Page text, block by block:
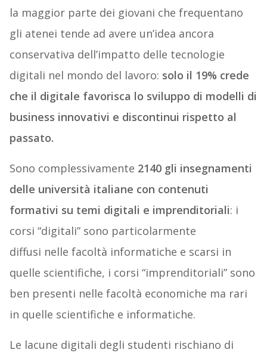
la maggior parte dei giovani che frequentano
gli atenei tende ad avere un’idea ancora
conservativa dell’impatto delle tecnologie
digitali nel mondo del lavoro: solo il 19% crede
che il digitale favorisca lo sviluppo di modelli di
business innovativi e discontinui rispetto al
passato.
Sono complessivamente 2140 gli insegnamenti
delle università italiane con contenuti
formativi su temi digitali e imprenditoriali: i
corsi “digitali” sono particolarmente
diffusi nelle facoltà informatiche e scarsi in
quelle scientifiche, i corsi “imprenditoriali” sono
ben presenti nelle facoltà economiche ma rari
in quelle scientifiche e informatiche.
Le lacune digitali degli studenti rischiano di